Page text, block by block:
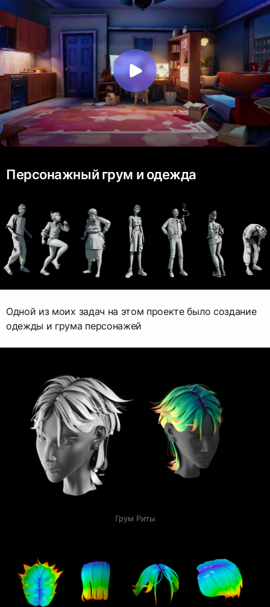
Персонажный грум и одежда
Одной из моих задач на этом проекте было создание
одежды и грума персонажей
Грум Риты